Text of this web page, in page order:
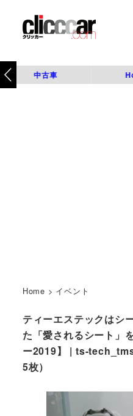
中古車
Home > イベント
ティーエステックはシ
た「愛されるシート」
ー2019】 | ts-
5枚）